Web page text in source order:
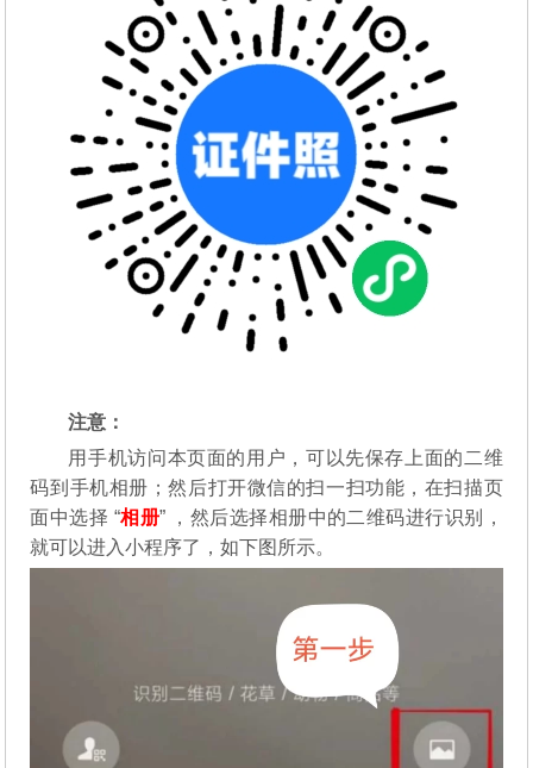
注意：
用手机访问本页面的用户，可以先保存上面的二维
码到手机相册；然后打开微信的扫一扫功能，在扫描页
面中选择 “相册” ，然后选择相册中的二维码进行识别，
就可以进入小程序了，如下图所示。